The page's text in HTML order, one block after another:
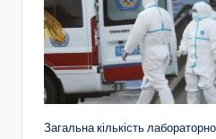
Загальна кількість